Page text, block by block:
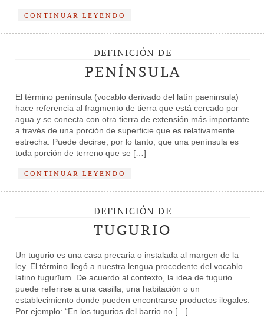
CONTINUAR LEYENDO
DEFINICIÓN DE
PENÍNSULA
El término península (vocablo derivado del latín paeninsula)
hace referencia al fragmento de tierra que está cercado por
agua y se conecta con otra tierra de extensión más importante
a través de una porción de superficie que es relativamente
estrecha. Puede decirse, por lo tanto, que una península es
toda porción de terreno que se […]
CONTINUAR LEYENDO
DEFINICIÓN DE
TUGURIO
Un tugurio es una casa precaria o instalada al margen de la
ley. El término llegó a nuestra lengua procedente del vocablo
latino tugurĭum. De acuerdo al contexto, la idea de tugurio
puede referirse a una casilla, una habitación o un
establecimiento donde pueden encontrarse productos ilegales.
Por ejemplo: “En los tugurios del barrio no […]